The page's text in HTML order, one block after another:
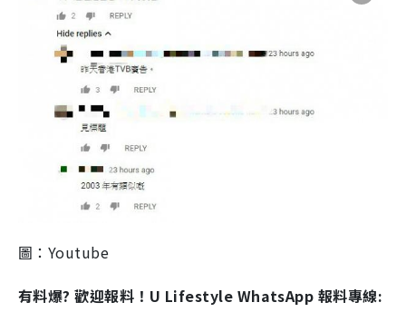
圖：Youtube
有料爆? 歡迎報料！U Lifestyle WhatsApp 報料專線: